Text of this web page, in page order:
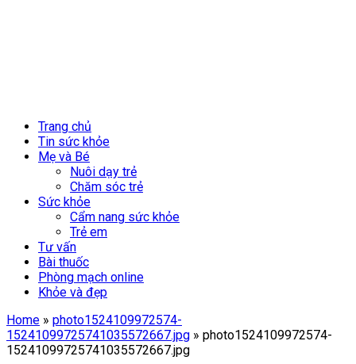
Trang chủ
Tin sức khỏe
Mẹ và Bé
Nuôi dạy trẻ
Chăm sóc trẻ
Sức khỏe
Cẩm nang sức khỏe
Trẻ em
Tư vấn
Bài thuốc
Phòng mạch online
Khỏe và đẹp
Home » photo1524109972574-
15241099725741035572667.jpg » photo1524109972574-
15241099725741035572667.jpg